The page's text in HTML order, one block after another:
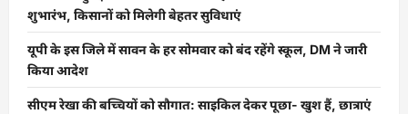
शुभारंभ, किसानों को मिलेगी बेहतर सुविधाएं
यूपी के इस जिले में सावन के हर सोमवार को बंद रहेंगे स्कूल, DM ने जारी
किया आदेश
सीएम रेखा की बच्चियों को सौगात: साइकिल देकर पूछा- खुश हैं, छात्राएं